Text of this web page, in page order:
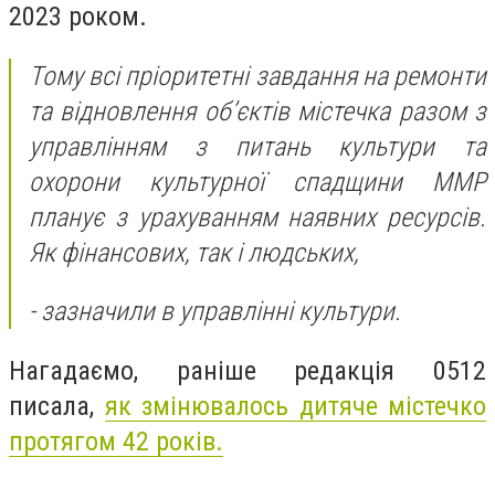
2023 роком.
Тому всі пріоритетні завдання на ремонти
та відновлення об’єктів містечка разом з
управлінням з питань культури та
охорони культурної спадщини ММР
планує з урахуванням наявних ресурсів.
Як фінансових, так і людських,
- зазначили в управлінні культури.
Нагадаємо, раніше редакція 0512
писала, як змінювалось дитяче містечко
протягом 42 років.